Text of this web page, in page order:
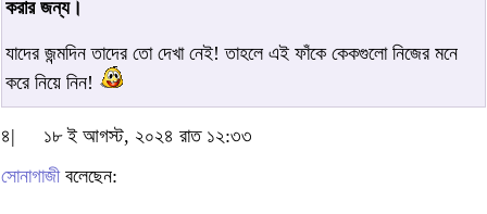
করার জন্য।
যাদের জন্মদিন তাদের তো দেখা নেই! তাহলে এই ফাঁকে কেকগুলো নিজের মনে
করে নিয়ে নিন!
৪|
১৮ ই আগস্ট, ২০২৪ রাত ১২:৩৩
সোনাগাজীবলেছেন: